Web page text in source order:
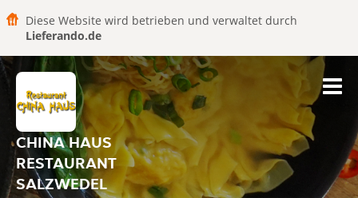
Diese Website wird betrieben und verwaltet durch
Lieferando.de
CHINA HAUS
RESTAURANT
SALZWEDEL